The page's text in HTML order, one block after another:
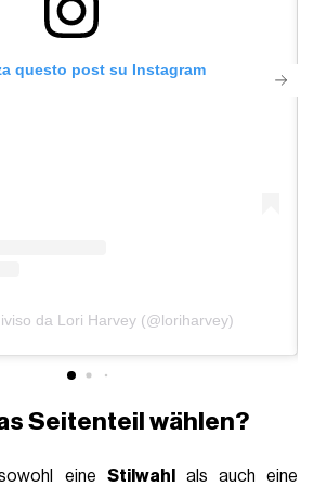
questo post su Instagram
da Lori Harvey (@loriharvey)
Seitenteil wählen?
eine Stilwahl
als auch eine